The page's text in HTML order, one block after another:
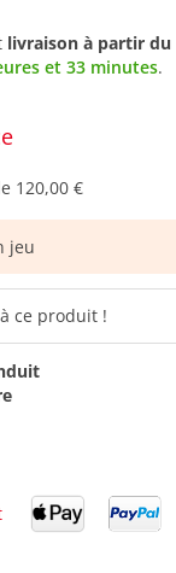
livraison à partir du
et 33 minutes.
120,00 €
jeu
ce produit !